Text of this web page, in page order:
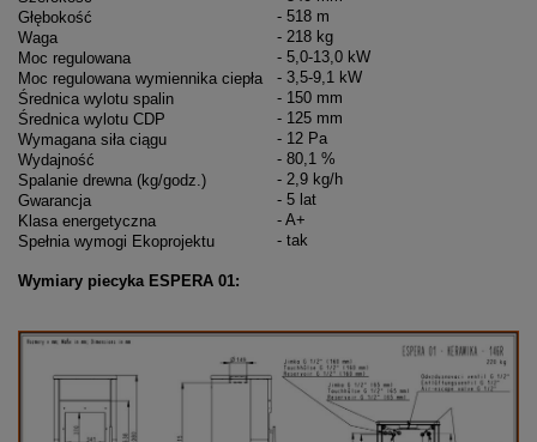
Głębokość
- 518 m
Waga
- 218 kg
Moc regulowana
- 5,0-13,0 kW
Moc regulowana wymiennika ciepła - 3,5-9,1 kW
Średnica wylotu spalin
- 150 mm
Średnica wylotu CDP
- 125 mm
Wymagana siła ciągu
- 12 Pa
Wydajność
- 80,1 %
Spalanie drewna (kg/godz.)
- 2,9 kg/h
Gwarancja
- 5 lat
Klasa energetyczna
- A+
Spełnia wymogi Ekoprojektu
- tak
Wymiary piecyka ESPERA 01: